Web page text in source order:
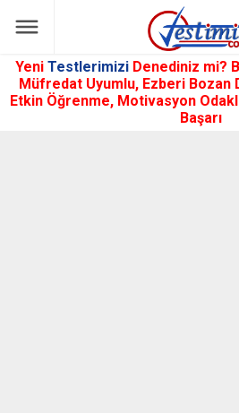
Yeni Testlerimizi Denediniz mi?
Müfredat Uyumlu, Ezberi Bozan
Etkin Öğrenme, Motivasyon
Başarı